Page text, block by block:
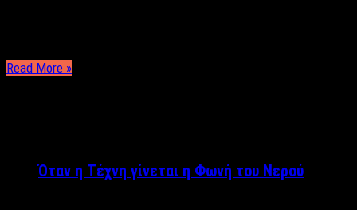
Read More »
Όταν η Τέχνη γίνεται η Φωνή του Νερού